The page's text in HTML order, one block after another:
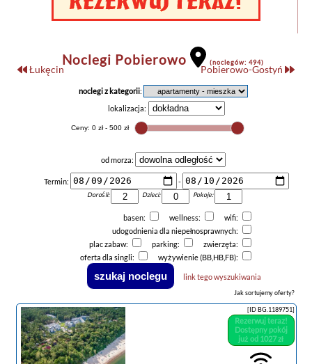
Noclegi Pobierowo (noclegów: 494)
Łukęcin Pobierowo-Gostyń
noclegi z kategorii:
lokalizacja:
od morza:
Termin: -
Dorośli: Dzieci: Pokoje:
basen: wellness:
wifi:
udogodnienia dla niepełnosprawnych:
plac zabaw:
parking:
zwierzęta:
oferta dla singli:
wyżywienie (BB,HB,FB):
link tego wyszukiwania
Jak sortujemy oferty?
[ID BG.1189751]
Rezerwuj teraz!
Dostępny pokój
już od 1027 zł